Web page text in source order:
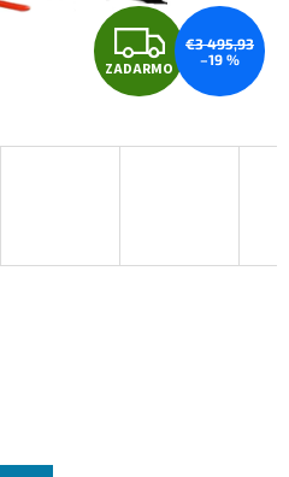
Z
A
D
ZADARMO
€3 495,93
–19 %